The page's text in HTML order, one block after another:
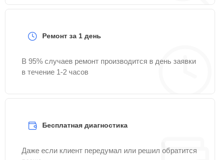
Ремонт за 1 день
В 95% случаев ремонт производится в день заявки
в течение 1-2 часов
Бесплатная диагностика
Даже если клиент передумал или решил обратится